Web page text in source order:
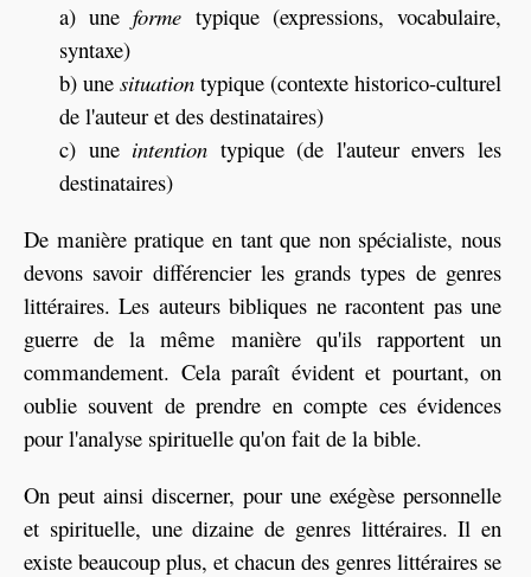
a) uneforme typique (expressions, vocabulaire,
syntaxe)
b) une situation typique (contexte historico-culturel
de l'auteur et des destinataires)
c) une intention typique (de l'auteur envers les
destinataires)
De manière pratique en tant que non spécialiste, nous
devons savoir différencier les grands types de genres
littéraires. Les auteurs bibliques ne racontent pas une
guerre de la même manière qu'ils rapportent un
commandement. Cela paraît évident et pourtant, on
oublie souvent de prendre en compte ces évidences
pour l'analyse spirituelle qu'on fait de la bible.
On peut ainsi discerner, pour une exégèse personnelle
et spirituelle, une dizaine de genres littéraires. Il en
existe beaucoup plus, et chacun des genres littéraires se